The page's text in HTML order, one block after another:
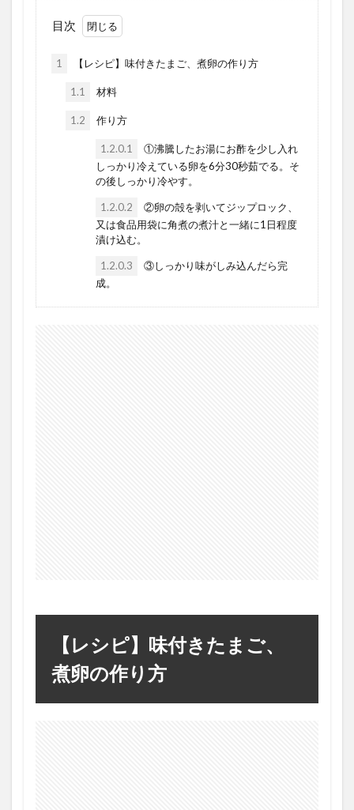
目次
1 【レシピ】味付きたまご、煮卵の作り方
1.1 材料
1.2 作り方
1.2.0.1
①沸騰したお湯にお酢を少し入れ
しっかり冷えている卵を6分30秒茹でる。そ
の後しっかり冷やす。
1.2.0.2
②卵の殻を剥いてジップロック、
又は食品用袋に角煮の煮汁と一緒に1日程度
漬け込む。
1.2.0.3
③しっかり味がしみ込んだら完
成。
【レシピ】味付きたまご、
煮卵の作り方